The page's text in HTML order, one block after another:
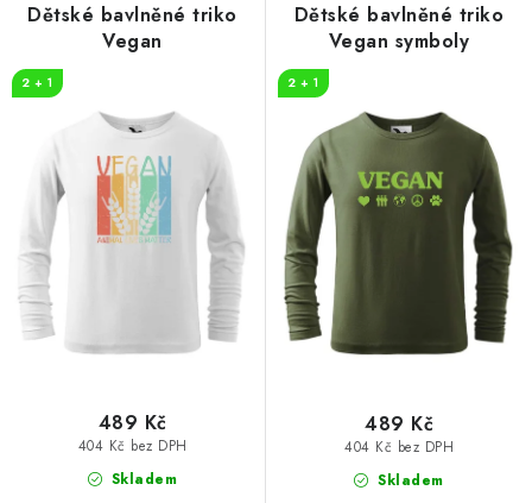
Dětské bavlněné triko
Vegan
2 + 1
Skladem
404 Kč bez DPH
489 Kč
Dětské bavlněné triko
Vegan symboly
2 + 1
Skladem
404 Kč bez DPH
489 Kč